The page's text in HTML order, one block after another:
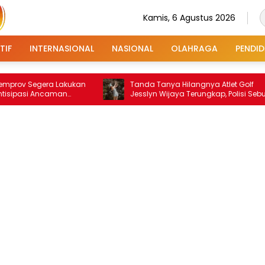
Kamis, 6 Agustus 2026
INTERNASIONAL NASIONAL OLAHRAGA
Lakukan
Tanda Tanya Hilangnya Atlet Golf
Jesslyn Wijaya Terungkap, Polisi Sebut
Dibawa Orang Suruhan Ibunya